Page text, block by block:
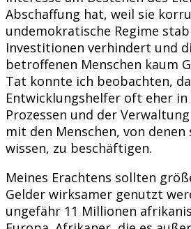
Abschaffung hat, weil sie
undemokratische Regime
Investitionen verhindert und
betroffenen Menschen kaum
Tat konnte ich beobachten,
Entwicklungshelfer oft eher
Prozessen und der
mit den Menschen, von denen
wissen, zu beschäftigen.
Meines Erachtens sollten
Gelder wirksamer genutzt
ungefähr 11 Millionen